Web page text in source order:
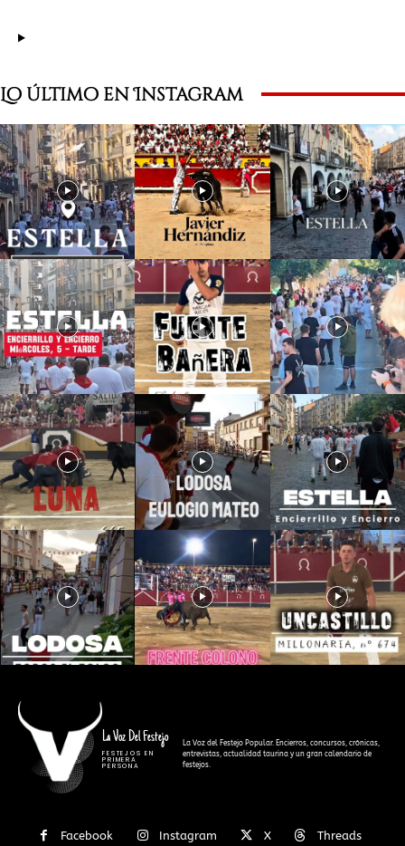
Lo último en Instagram
La Voz Del Festejo
FESTEJOS EN
PRIMERA
PERSONA
La Voz del Festejo Popular. Encierros, concursos, crónicas,
entrevistas, actualidad taurina y un gran calendario de
festejos.
Facebook Instagram X Threads